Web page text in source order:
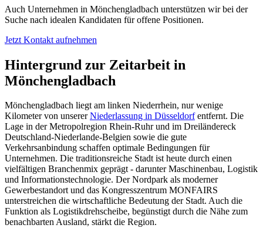
Auch Unternehmen in Mönchengladbach unterstützen wir bei der
Suche nach idealen Kandidaten für offene Positionen.
Jetzt Kontakt aufnehmen
Hintergrund zur Zeitarbeit in
Mönchengladbach
Mönchengladbach liegt am linken Niederrhein, nur wenige
Kilometer von unsererNiederlassung in Düsseldorfentfernt. Die
Lage in der Metropolregion Rhein-Ruhr und im Dreiländereck
Deutschland-Niederlande-Belgien sowie die gute
Verkehrsanbindung schaffen optimale Bedingungen für
Unternehmen. Die traditionsreiche Stadt ist heute durch einen
vielfältigen Branchenmix geprägt - darunter Maschinenbau, Logistik
und Informationstechnologie. Der Nordpark als moderner
Gewerbestandort und das Kongresszentrum MONFAIRS
unterstreichen die wirtschaftliche Bedeutung der Stadt. Auch die
Funktion als Logistikdrehscheibe, begünstigt durch die Nähe zum
benachbarten Ausland, stärkt die Region.